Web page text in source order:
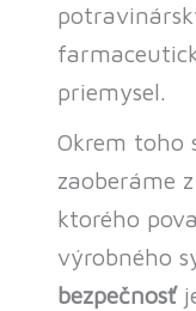
priemysel.
Okrem toho
zaoberáme
ktorého
výrobného
bezpečnosť